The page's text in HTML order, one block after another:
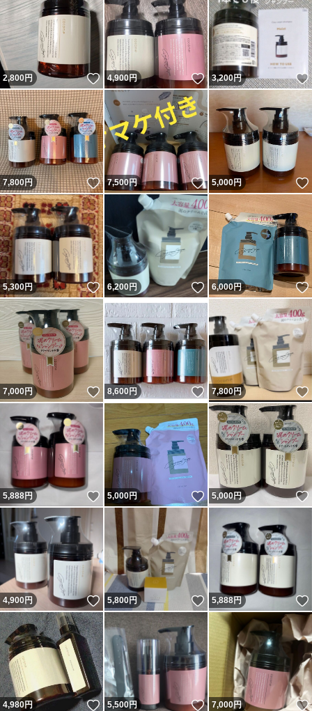
2,800円 いいね！
4,900円 いいね！
3,200円
7,800円 いいね！
7,500円 いいね！
5,000円
5,300円 いいね！
6,200円 いいね！
6,000円
7,000円 いいね！
8,600円 いいね！
7,800円
5,888円 いいね！
5,000円 いいね！
5,000円
4,900円 いいね！
5,800円 いいね！
5,888円
4,980円 いいね！
5,500円 いいね！
7,000円